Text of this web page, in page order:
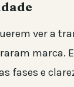
ver a
marca.
fases e